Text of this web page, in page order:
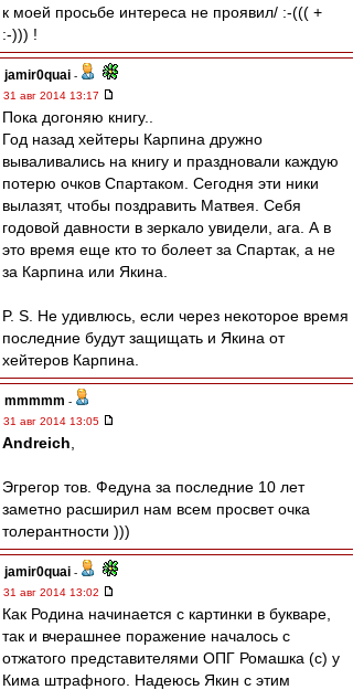
к моей просьбе интереса не проявил/ :-((( +
:-))) !
jamir0quai -
31 авг 2014 13:17
Пока догоняю книгу..
Год назад хейтеры Карпина дружно
вываливались на книгу и праздновали каждую
потерю очков Спартаком. Сегодня эти ники
вылазят, чтобы поздравить Матвея. Себя
годовой давности в зеркало увидели, ага. А в
это время еще кто то болеет за Спартак, а не
за Карпина или Якина.
P. S. Не удивлюсь, если через некоторое время
последние будут защищать и Якина от
хейтеров Карпина.
mmmmm -
31 авг 2014 13:05
Andreich
Эгрегор тов. Федуна за последние 10 лет
заметно расширил нам всем просвет очка
толерантности )))
jamir0quai -
31 авг 2014 13:02
Как Родина начинается с картинки в букваре,
так и вчерашнее поражение началось с
отжатого представителями ОПГ Ромашка (с) у
Кима штрафного. Надеюсь Якин с этим